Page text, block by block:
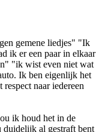
gemene liedjes" "Ik
ik er een paar in elkaar
"ik wist even niet wat
Ik ben eigenlijk het
naar iedereen
ik houd het in de
duidelijk al gestraft bent